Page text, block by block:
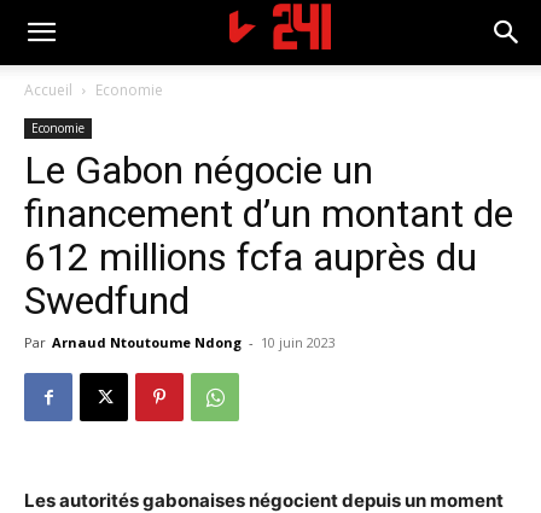
Accueil Economie
Economie
Le Gabon négocie un
financement d’un montant de
612 millions fcfa auprès du
Swedfund
Par Arnaud Ntoutoume Ndong - 10 juin 2023
Les autorités gabonaises négocient depuis un moment